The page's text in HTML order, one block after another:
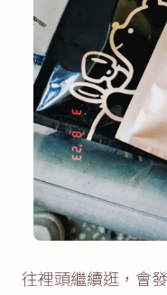
往裡頭繼續逛，會